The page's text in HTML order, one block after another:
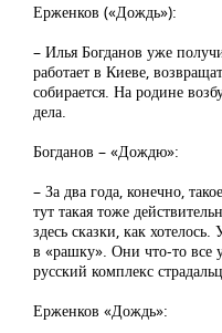
Ерженков («Дождь»):
– Илья Богданов уже
работает в Киеве,
собирается. На родине
дела.
Богданов – «Дождю»:
– За два года, конечно,
тут такая тоже
здесь сказки, как
в «рашку». Они что-то все
русский комплекс
Ерженков «Дождь»: